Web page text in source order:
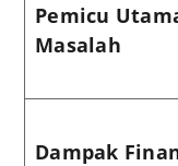
Pemicu
Masalah
Dampak